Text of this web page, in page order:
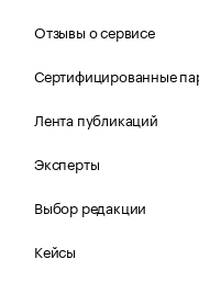
Отзывы о сервисе
Сертифицированные
Лента публикаций
Эксперты
Выбор редакции
Кейсы